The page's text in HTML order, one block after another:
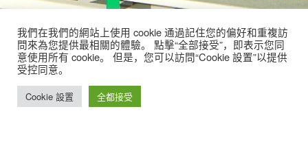
我們在我們的網站上使用 cookie 通過記住您的偏好和重複訪
問來為您提供最相關的體驗。 點擊“全部接受”，即表示您同
意使用所有 cookie。 但是，您可以訪問“Cookie 設置”以提供
受控同意。
Cookie 設置 全都接受